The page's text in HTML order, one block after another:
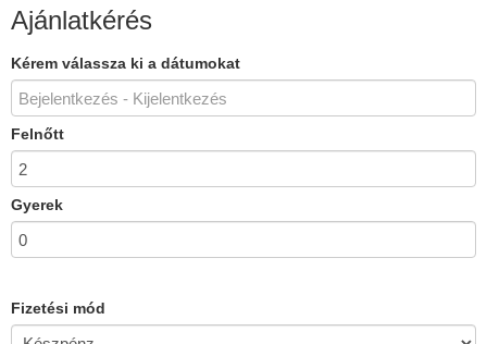
Ajánlatkérés
Kérem válassza ki a dátumokat
Felnőtt
Gyerek
Fizetési mód